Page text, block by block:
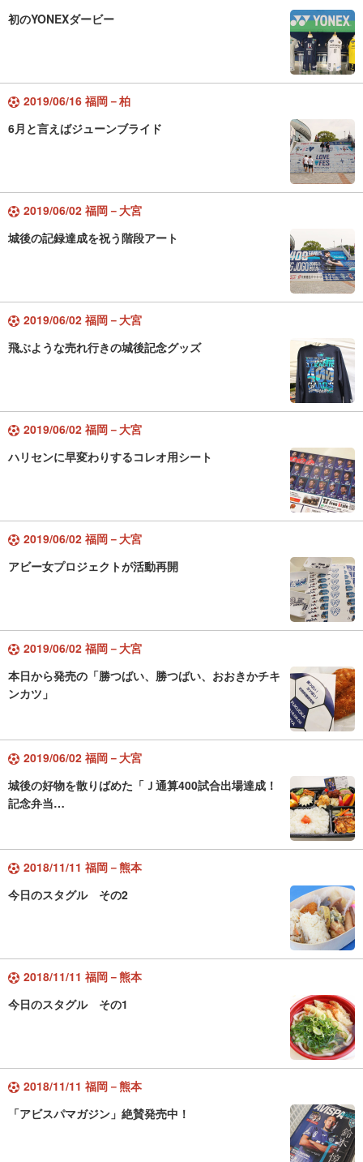
初のYONEXダービー
2019/06/16 福岡－柏
6月と言えばジューンブライド
2019/06/02 福岡－大宮
城後の記録達成を祝う階段アート
2019/06/02 福岡－大宮
飛ぶような売れ行きの城後記念グッズ
2019/06/02 福岡－大宮
ハリセンに早変わりするコレオ用シート
2019/06/02 福岡－大宮
アビー女プロジェクトが活動再開
2019/06/02 福岡－大宮
本日から発売の「勝つばい、勝つばい、おおきかチキ
ンカツ」
2019/06/02 福岡－大宮
城後の好物を散りばめた「Ｊ通算400試合出場達成！
記念弁当…
2018/11/11 福岡－熊本
今日のスタグル その2
2018/11/11 福岡－熊本
今日のスタグル その1
2018/11/11 福岡－熊本
「アビスパマガジン」絶賛発売中！